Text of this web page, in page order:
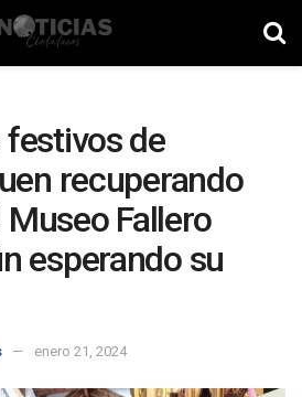
de
recuperando
Fallero
esperando su
enero 21, 2024